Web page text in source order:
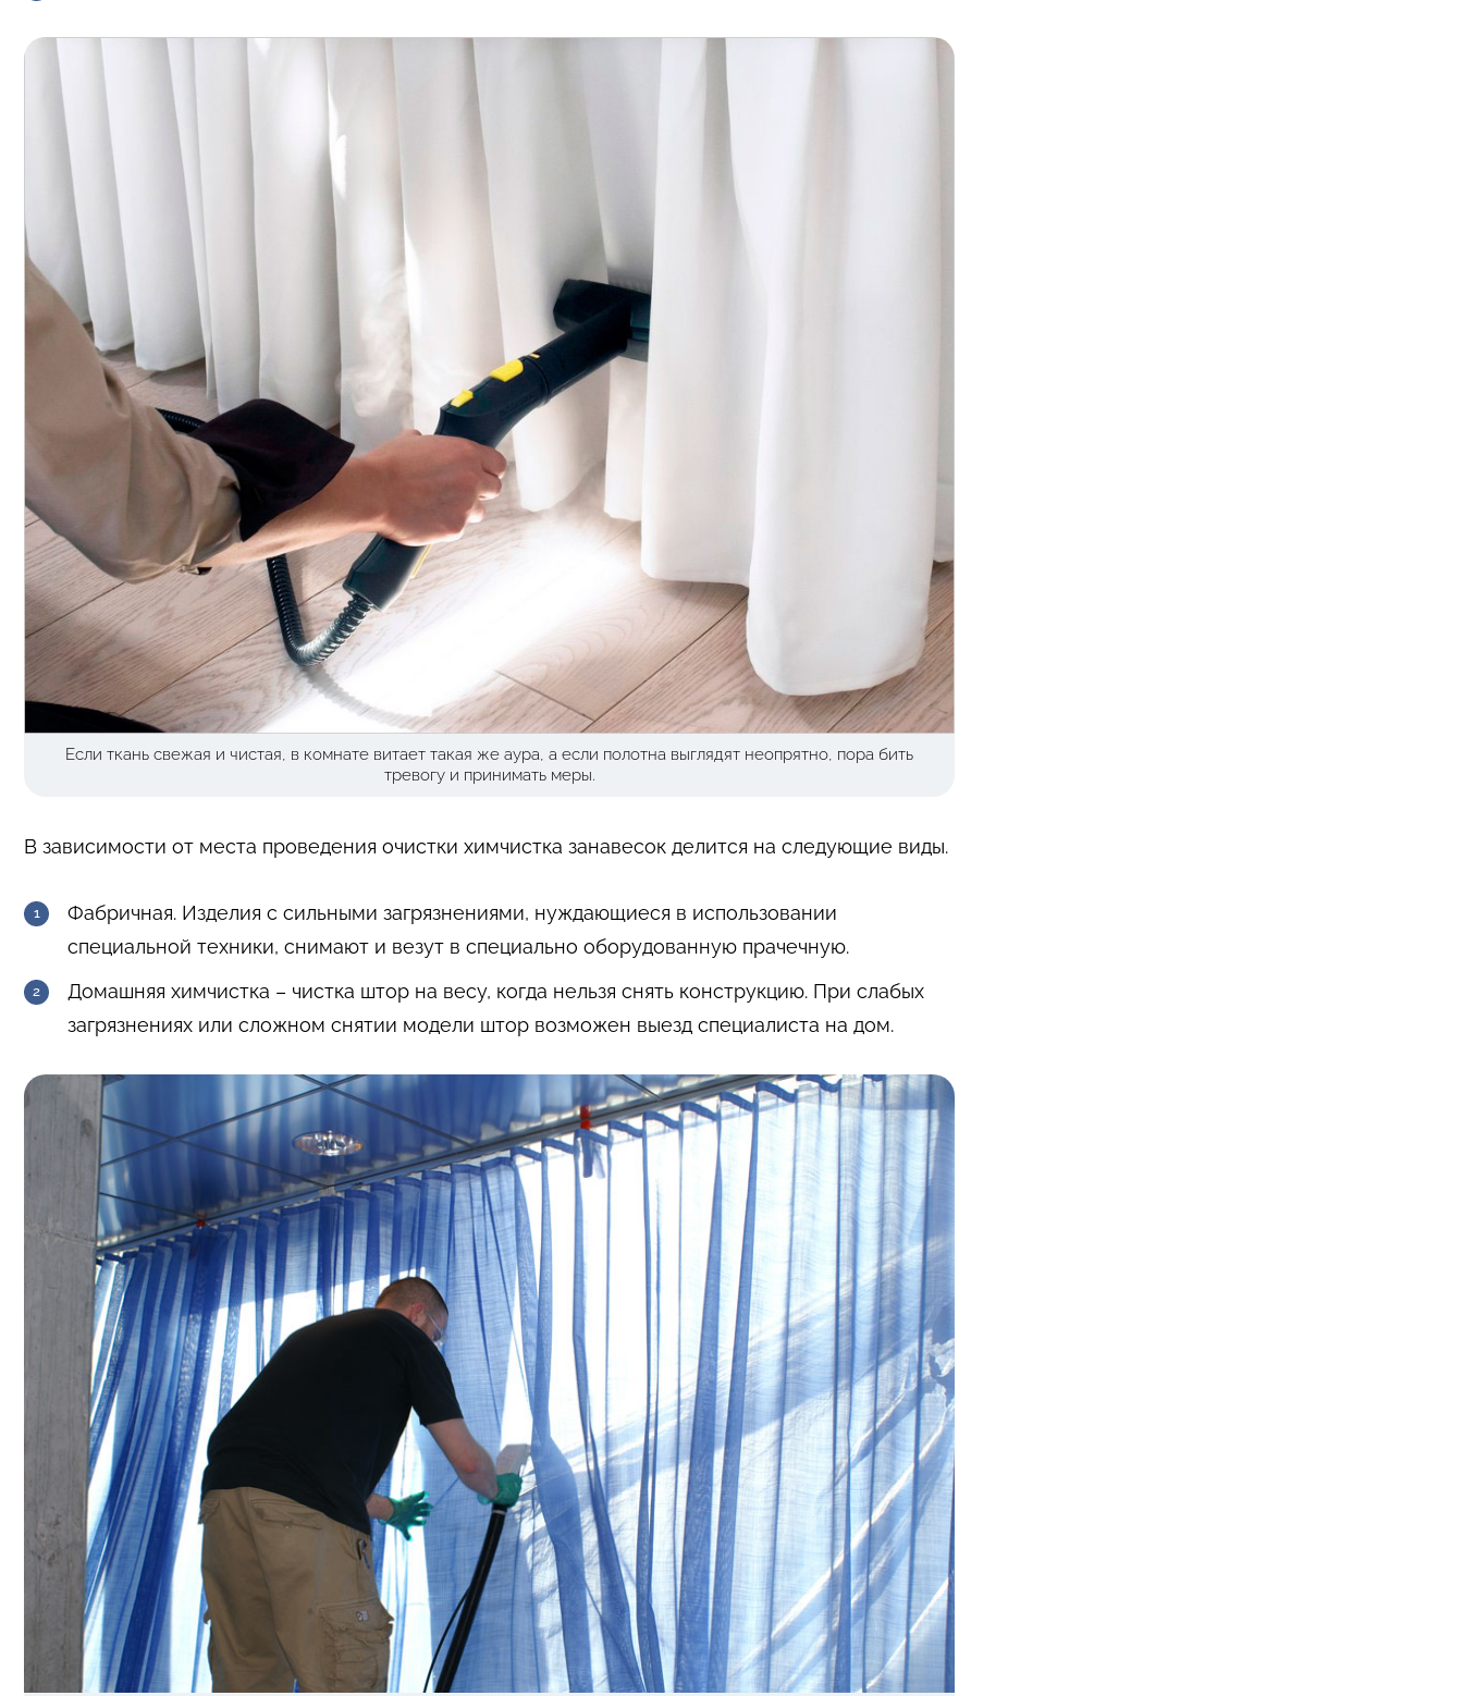
Если ткань свежая и чистая, в комнате витает такая же аура, а если полотна выглядят неопрятно, пора бить
тревогу и принимать меры.
В зависимости от места проведения очистки химчистка занавесок делится на следующие виды.
Фабричная. Изделия с сильными загрязнениями, нуждающиеся в использовании
специальной техники, снимают и везут в специально оборудованную прачечную.
Домашняя химчистка – чистка штор на весу, когда нельзя снять конструкцию. При слабых
загрязнениях или сложном снятии модели штор возможен выезд специалиста на дом.